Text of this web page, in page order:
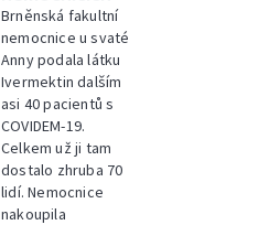
Brněnská fakultní
nemocnice u svaté
Anny podala látku
Ivermektin dalším
asi 40 pacientů s
COVIDEM-19.
Celkem už ji tam
dostalo zhruba 70
lidí. Nemocnice
nakoupila